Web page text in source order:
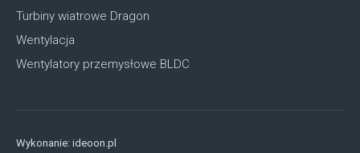
Turbiny wiatrowe Dragon
Wentylacja
Wentylatory przemysłowe BLDC
Wykonanie: ideoon.pl